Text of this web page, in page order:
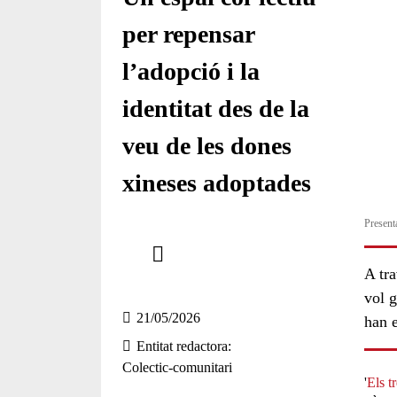
per repensar
l’adopció i la
identitat des de la
veu de les dones
xineses adoptades
21/05/2026
Entitat redactora
Colectic-comunitari
A
vol
han
'Els